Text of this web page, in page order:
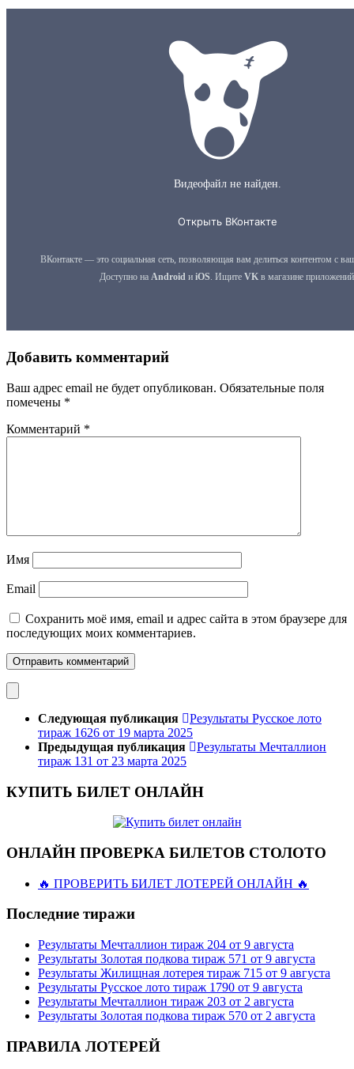
Добавить комментарий
Ваш адрес email не будет опубликован. Обязательные поля
помечены *
Комментарий *
Имя
Email
Сохранить моё имя, email и адрес сайта в этом браузере для
последующих моих комментариев.
Следующая публикация
Результаты Русское лото
тираж 1626 от 19 марта 2025
Предыдущая публикация
Результаты Мечталлион
тираж 131 от 23 марта 2025
КУПИТЬ БИЛЕТ ОНЛАЙН
ОНЛАЙН ПРОВЕРКА БИЛЕТОВ СТОЛОТО
🔥 ПРОВЕРИТЬ БИЛЕТ ЛОТЕРЕЙ ОНЛАЙН 🔥
Последние тиражи
Результаты Мечталлион тираж 204 от 9 августа
Результаты Золотая подкова тираж 571 от 9 августа
Результаты Жилищная лотерея тираж 715 от 9 августа
Результаты Русское лото тираж 1790 от 9 августа
Результаты Мечталлион тираж 203 от 2 августа
Результаты Золотая подкова тираж 570 от 2 августа
ПРАВИЛА ЛОТЕРЕЙ